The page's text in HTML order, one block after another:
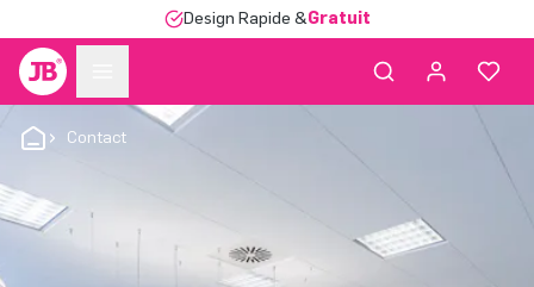
Design Rapide &Gratuit
Contact